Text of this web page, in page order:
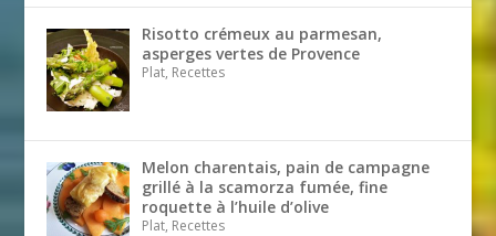
Risotto crémeux au parmesan,
asperges vertes de Provence
Plat, Recettes
Melon charentais, pain de campagne
grillé à la scamorza fumée, fine
roquette à l’huile d’olive
Plat, Recettes